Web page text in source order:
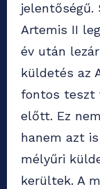
jelentőségű.
Artemis II
év után
küldetés az
fontos teszt
előtt. Ez
hanem azt
mélyűri
kerültek. A